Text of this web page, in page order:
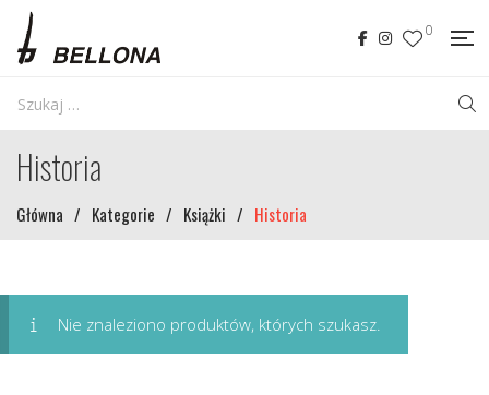
0
Historia
Główna / Kategorie / Książki / Historia
Nie znaleziono produktów, których szukasz.